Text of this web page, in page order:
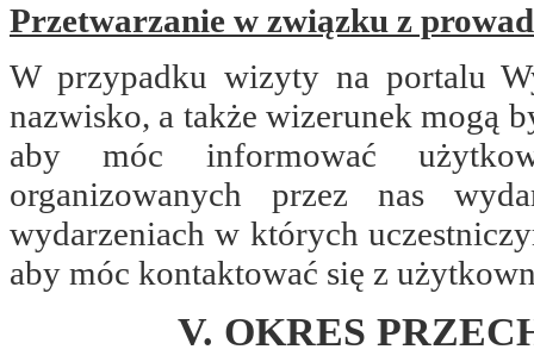
Przetwarzanie w związku z
W przypadku wizyty na portalu
nazwisko, a także wizerunek mogą
aby móc informować
organizowanych przez nas
wydarzeniach w których
aby móc kontaktować się z
V. OKRES